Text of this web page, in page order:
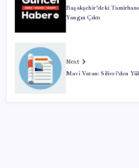
Başakşehir’deki
Yangın Çıktı
Next
Mavi Vatan: Silivri’den